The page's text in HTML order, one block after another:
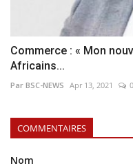
Commerce : « Mon
Africains...
Par BSC-NEWS Apr 13, 2021 0
COMMENTAIRES
Nom